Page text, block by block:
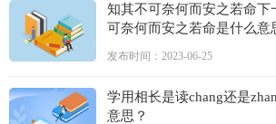
知其不可奈何而安之若命下
可奈何而安之若命是什么意
发布时间：2023-06-25
学用相长是读chang还是
意思？